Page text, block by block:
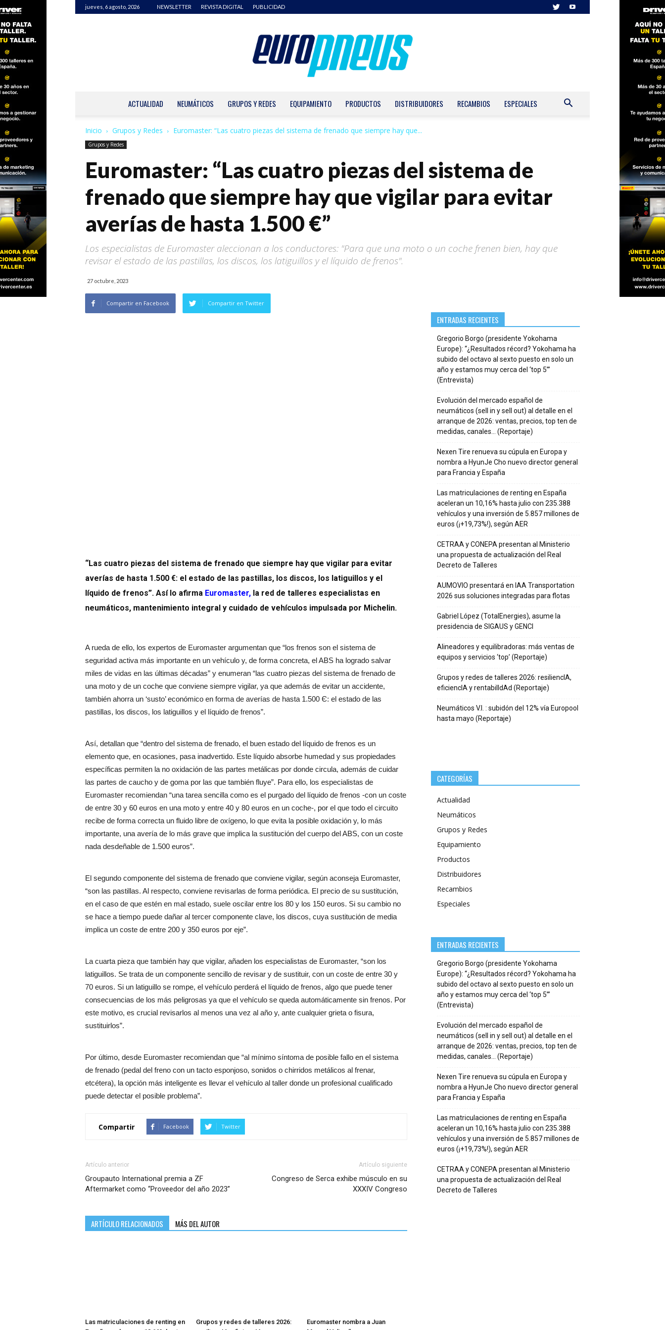
jueves, 6 agosto, 2026 NEWSLETTER REVISTA DIGITAL PUBLICIDAD
ACTUALIDAD NEUMÁTICOS GRUPOS Y REDES EQUIPAMIENTO PRODUCTOS DISTRIBUIDORES RECAMBIOS ESPECIALES
Inicio Grupos y Redes Euromaster: “Las cuatro piezas del sistema de frenado que siempre hay que...
Grupos y Redes
Euromaster: “Las cuatro piezas del sistema de
frenado que siempre hay que vigilar para evitar
averías de hasta 1.500 €”
Los especialistas de Euromaster aleccionan a los conductores: "Para que una moto o un coche frenen bien, hay que
revisar el estado de las pastillas, los discos, los latiguillos y el líquido de frenos".
27 octubre, 2023
Compartir en Facebook Compartir en Twitter
“Las cuatro piezas del sistema de frenado que siempre hay que vigilar para evitar
averías de hasta 1.500 €: el estado de las pastillas, los discos, los latiguillos y el
líquido de frenos”. Así lo afirma Euromaster, la red de talleres especialistas en
neumáticos, mantenimiento integral y cuidado de vehículos impulsada por Michelin.
A rueda de ello, los expertos de Euromaster argumentan que “los frenos son el sistema de
seguridad activa más importante en un vehículo y, de forma concreta, el ABS ha logrado salvar
miles de vidas en las últimas décadas” y enumeran “las cuatro piezas del sistema de frenado de
una moto y de un coche que conviene siempre vigilar, ya que además de evitar un accidente,
también ahorra un ‘susto’ económico en forma de averías de hasta 1.500 Є: el estado de las
pastillas, los discos, los latiguillos y el líquido de frenos”.
Así, detallan que “dentro del sistema de frenado, el buen estado del líquido de frenos es un
elemento que, en ocasiones, pasa inadvertido. Este líquido absorbe humedad y sus propiedades
específicas permiten la no oxidación de las partes metálicas por donde circula, además de cuidar
las partes de caucho y de goma por las que también fluye”. Para ello, los especialistas de
Euromaster recomiendan “una tarea sencilla como es el purgado del líquido de frenos -con un coste
de entre 30 y 60 euros en una moto y entre 40 y 80 euros en un coche-, por el que todo el circuito
recibe de forma correcta un fluido libre de oxígeno, lo que evita la posible oxidación y, lo más
importante, una avería de lo más grave que implica la sustitución del cuerpo del ABS, con un coste
nada desdeñable de 1.500 euros”.
El segundo componente del sistema de frenado que conviene vigilar, según aconseja Euromaster,
“son las pastillas. Al respecto, conviene revisarlas de forma periódica. El precio de su sustitución,
en el caso de que estén en mal estado, suele oscilar entre los 80 y los 150 euros. Si su cambio no
se hace a tiempo puede dañar al tercer componente clave, los discos, cuya sustitución de media
implica un coste de entre 200 y 350 euros por eje”.
La cuarta pieza que también hay que vigilar, añaden los especialistas de Euromaster, “son los
latiguillos. Se trata de un componente sencillo de revisar y de sustituir, con un coste de entre 30 y
70 euros. Si un latiguillo se rompe, el vehículo perderá el líquido de frenos, algo que puede tener
consecuencias de los más peligrosas ya que el vehículo se queda automáticamente sin frenos. Por
este motivo, es crucial revisarlos al menos una vez al año y, ante cualquier grieta o fisura,
sustituirlos”.
Por último, desde Euromaster recomiendan que “al mínimo síntoma de posible fallo en el sistema
de frenado (pedal del freno con un tacto esponjoso, sonidos o chirridos metálicos al frenar,
etcétera), la opción más inteligente es llevar el vehículo al taller donde un profesional cualificado
puede detectar el posible problema”.
Compartir Facebook Twitter
Artículo anterior
Groupauto International premia a ZF
Aftermarket como “Proveedor del año 2023”
Artículo siguiente
Congreso de Serca exhibe músculo en su
XXXIV Congreso
ARTÍCULO RELACIONADOS MÁS DEL AUTOR
Las matriculaciones de renting en
Grupos y redes de talleres 2026:
Euromaster nombra a Juan
ENTRADAS RECIENTES
Gregorio Borgo (presidente Yokohama
Europe): “¿Resultados récord? Yokohama ha
subido del octavo al sexto puesto en solo un
año y estamos muy cerca del ‘top 5’”
(Entrevista)
Evolución del mercado español de
neumáticos (sell in y sell out) al detalle en el
arranque de 2026: ventas, precios, top ten de
medidas, canales… (Reportaje)
Nexen Tire renueva su cúpula en Europa y
nombra a HyunJe Cho nuevo director general
para Francia y España
Las matriculaciones de renting en España
aceleran un 10,16% hasta julio con 235.388
vehículos y una inversión de 5.857 millones de
euros (¡+19,73%!), según AER
CETRAA y CONEPA presentan al Ministerio
una propuesta de actualización del Real
Decreto de Talleres
AUMOVIO presentará en IAA Transportation
2026 sus soluciones integradas para flotas
Gabriel López (TotalEnergies), asume la
presidencia de SIGAUS y GENCI
Alineadores y equilibradoras: más ventas de
equipos y servicios ‘top’ (Reportaje)
Grupos y redes de talleres 2026: resiliencIA,
eficiencIA y rentabilIdAd (Reportaje)
Neumáticos V.I. : subidón del 12% vía Europool
hasta mayo (Reportaje)
CATEGORÍAS
Actualidad
Neumáticos
Grupos y Redes
Equipamiento
Productos
Distribuidores
Recambios
Especiales
ENTRADAS RECIENTES
Gregorio Borgo (presidente Yokohama
Europe): “¿Resultados récord? Yokohama ha
subido del octavo al sexto puesto en solo un
año y estamos muy cerca del ‘top 5’”
(Entrevista)
Evolución del mercado español de
neumáticos (sell in y sell out) al detalle en el
arranque de 2026: ventas, precios, top ten de
medidas, canales… (Reportaje)
Nexen Tire renueva su cúpula en Europa y
nombra a HyunJe Cho nuevo director general
para Francia y España
Las matriculaciones de renting en España
aceleran un 10,16% hasta julio con 235.388
vehículos y una inversión de 5.857 millones de
euros (¡+19,73%!), según AER
CETRAA y CONEPA presentan al Ministerio
una propuesta de actualización del Real
Decreto de Talleres